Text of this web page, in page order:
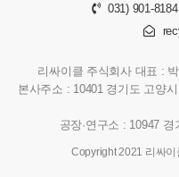
031) 901-
리싸이클 주식회사 대표 :
본사주소 : 10401 경기도 고양
공장·연구소 : 10947
Copyright 2021 리싸이